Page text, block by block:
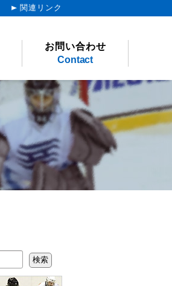
関連リンク
お問い合わせ
Contact